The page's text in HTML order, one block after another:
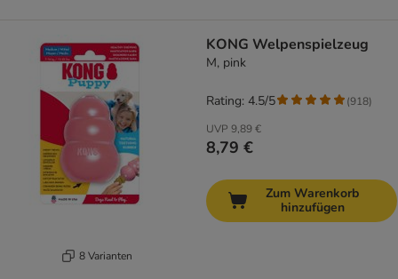
8 Varianten
KONG Welpenspielzeug
M, pink
UVP 9,89 €
8,79 €
Rating: 4.5/5 (918)
Zum Warenkorb
hinzufügen